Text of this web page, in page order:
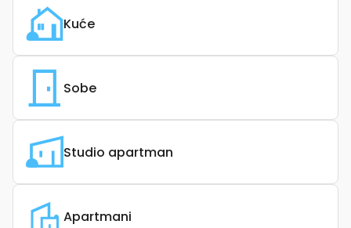
Kuće
Sobe
Studio apartman
Apartmani